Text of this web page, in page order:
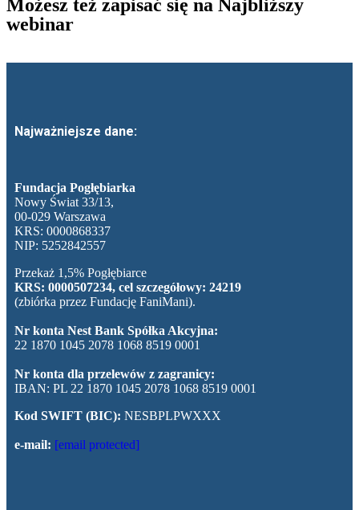
Możesz też zapisać się na Najbliższy
webinar
Najważniejsze dane:
Fundacja Pogłębiarka
Nowy Świat 33/13,
00-029 Warszawa
KRS: 0000868337
NIP: 5252842557
Przekaż 1,5% Pogłębiarce
KRS: 0000507234, cel szczegółowy: 24219
(zbiórka przez Fundację FaniMani).
Nr konta Nest Bank Spółka Akcyjna:
22 1870 1045 2078 1068 8519 0001
Nr konta dla przelewów z zagranicy:
IBAN: PL 22 1870 1045 2078 1068 8519 0001
Kod SWIFT (BIC): NESBPLPWXXX
e-mail: [email protected]